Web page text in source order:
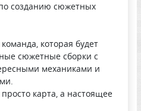
созданию сюжетных
которая будет
сюжетные сборки с
механиками и
карта, а настоящее